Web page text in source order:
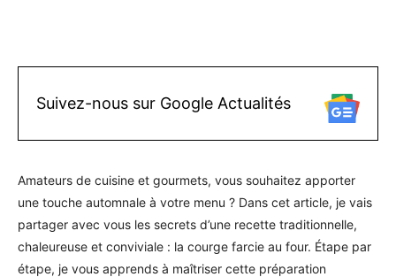
Suivez-nous sur Google Actualités
Amateurs de cuisine et gourmets, vous souhaitez apporter
une touche automnale à votre menu ? Dans cet article, je vais
partager avec vous les secrets d’une recette traditionnelle,
chaleureuse et conviviale : la courge farcie au four. Étape par
étape, je vous apprends à maîtriser cette préparation